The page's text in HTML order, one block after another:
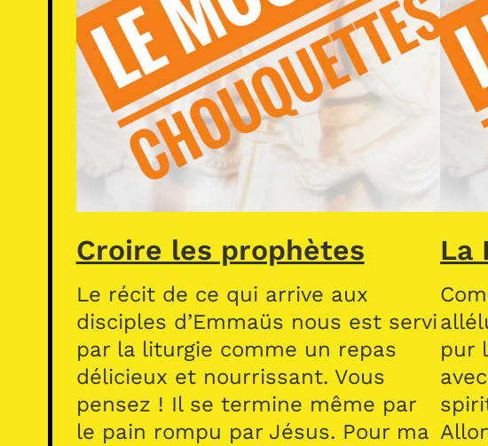
Croire les prophètes
Le récit de ce qui arrive aux
disciples d’Emmaüs nous est servi
par la liturgie comme un repas
délicieux et nourrissant. Vous
pensez ! Il se termine même par
le pain rompu par Jésus. Pour ma
La
pur